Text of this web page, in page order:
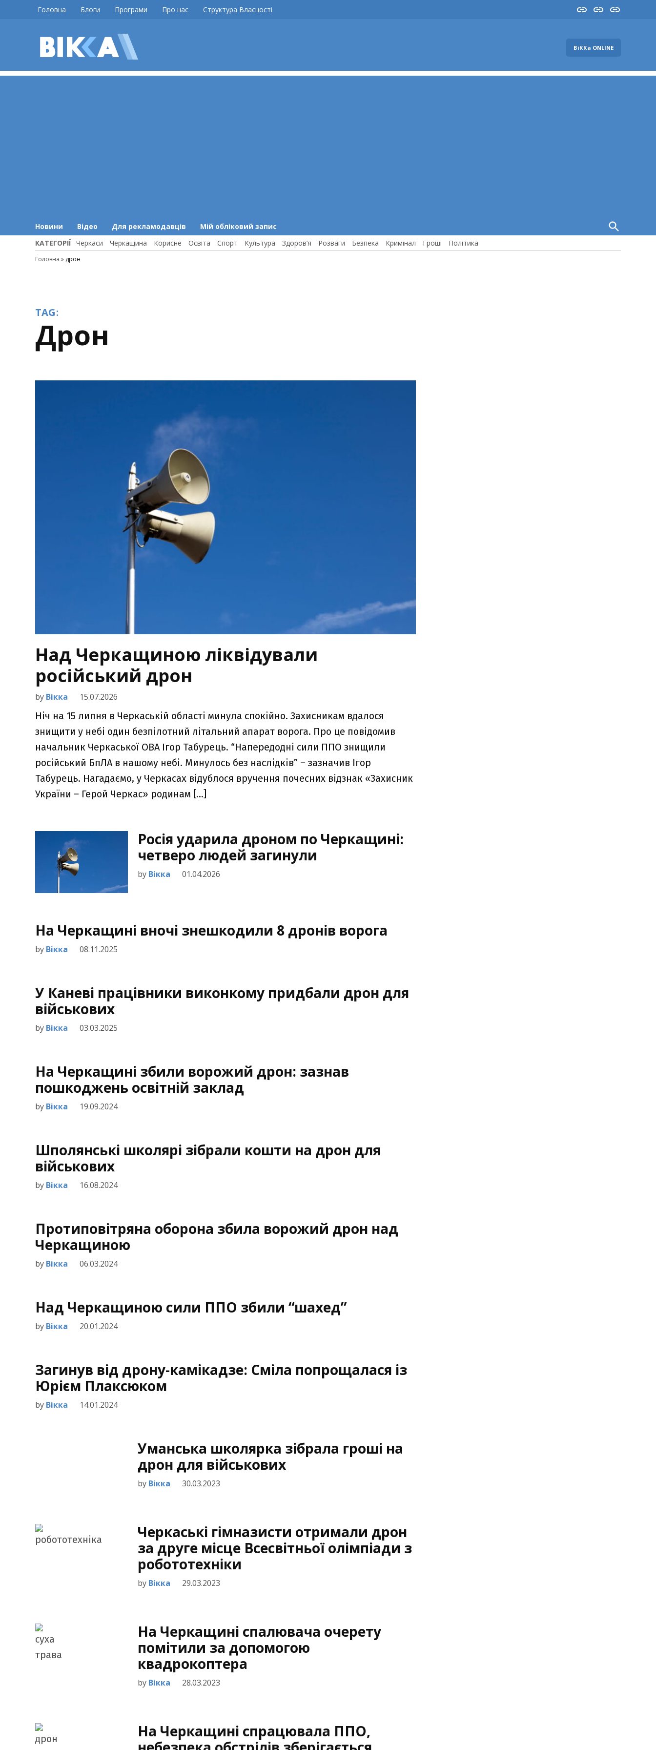
Головна Блоги Програми Про нас Структура Власності InstaYouTube
FB
ВіККа ONLINE
Новини Відео Для рекламодавців Мій обліковий запис
Open
Search
КАТЕГОРІЇ Черкаси Черкащина Корисне Освіта Спорт Культура Здоров’я Розваги Безпека Кримінал Гроші Політика
Головна » дрон
TAG:
дрон
Над Черкащиною ліквідували
російський дрон
by Вікка 15.07.2026
Ніч на 15 липня в Черкаській області минула спокійно. Захисникам вдалося
знищити у небі один безпілотний літальний апарат ворога. Про це повідомив
начальник Черкаської ОВА Ігор Табурець. “Напередодні сили ППО знищили
російський БпЛА в нашому небі. Минулось без наслідків” – зазначив Ігор
Табурець. Нагадаємо, у Черкасах відублося вручення почесних відзнак «Захисник
України – Герой Черкас» родинам […]
Росія ударила дроном по Черкащині:
четверо людей загинули
by Вікка 01.04.2026
На Черкащині вночі знешкодили 8 дронів ворога
by Вікка 08.11.2025
У Каневі працівники виконкому придбали дрон для
військових
by Вікка 03.03.2025
На Черкащині збили ворожий дрон: зазнав
пошкоджень освітній заклад
by Вікка 19.09.2024
Шполянські школярі зібрали кошти на дрон для
військових
by Вікка 16.08.2024
Протиповітряна оборона збила ворожий дрон над
Черкащиною
by Вікка 06.03.2024
Над Черкащиною сили ППО збили “шахед”
by Вікка 20.01.2024
Загинув від дрону-камікадзе: Сміла попрощалася із
Юрієм Плаксюком
by Вікка 14.01.2024
Уманська школярка зібрала гроші на
дрон для військових
by Вікка 30.03.2023
Черкаські гімназисти отримали дрон
за друге місце Всесвітньої олімпіади з
робототехніки
by Вікка 29.03.2023
На Черкащині спалювача очерету
помітили за допомогою
квадрокоптера
by Вікка 28.03.2023
На Черкащині спрацювала ППО,